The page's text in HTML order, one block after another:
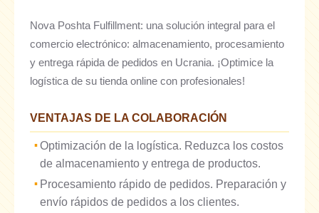
Nova Poshta Fulfillment: una solución integral para el
comercio electrónico: almacenamiento, procesamiento
y entrega rápida de pedidos en Ucrania. ¡Optimice la
logística de su tienda online con profesionales!
VENTAJAS DE LA COLABORACIÓN
Optimización de la logística. Reduzca los costos
de almacenamiento y entrega de productos.
Procesamiento rápido de pedidos. Preparación y
envío rápidos de pedidos a los clientes.